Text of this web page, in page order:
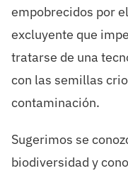
empobrecidos por
excluyente que
tratarse de una
con las semillas
contaminación.
Sugerimos se
biodiversidad y